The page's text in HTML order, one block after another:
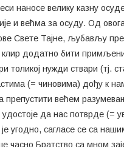
наносе велику казну
и већма за осуду. Од
Свете Тајне, љубављу
додатно бити
толикој нужди ствари (тј.
(= чиновима) дођу к
препустити већем
да нас потврде (=
угодно, сагласе се са
часно Братство са мном